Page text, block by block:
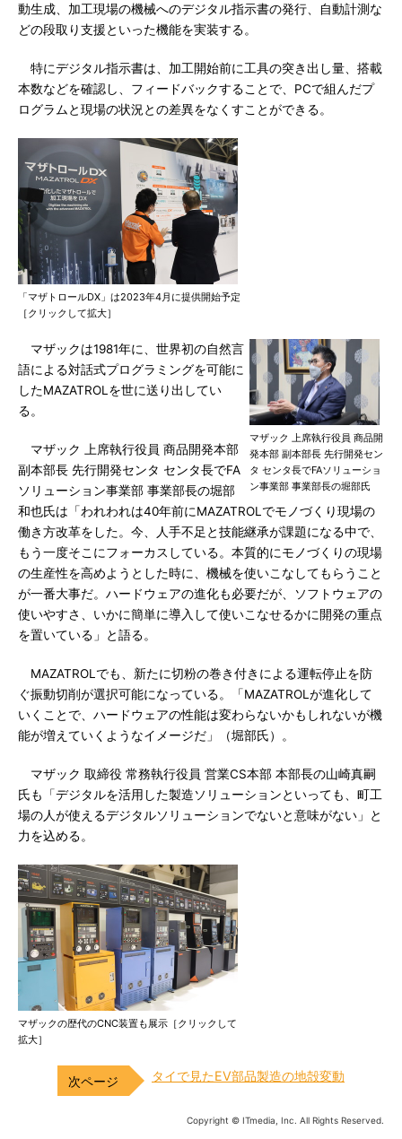
動生成、加工現場の機械へのデジタル指示書の発行、自動計測な
どの段取り支援といった機能を実装する。
特にデジタル指示書は、加工開始前に工具の突き出し量、搭載
本数などを確認し、フィードバックすることで、PCで組んだプ
ログラムと現場の状況との差異をなくすことができる。
「マザトロールDX」は2023年4月に提供開始予定
［クリックして拡大］
マザック 上席執行役員 商品開
発本部 副本部長 先行開発セン
タ センタ長でFAソリューショ
ン事業部 事業部長の堀部氏
マザックは1981年に、世界初の自然言
語による対話式プログラミングを可能に
したMAZATROLを世に送り出してい
る。
マザック 上席執行役員 商品開発本部
副本部長 先行開発センタ センタ長でFA
ソリューション事業部 事業部長の堀部
和也氏は「われわれは40年前にMAZATROLでモノづくり現場の
働き方改革をした。今、人手不足と技能継承が課題になる中で、
もう一度そこにフォーカスしている。本質的にモノづくりの現場
の生産性を高めようとした時に、機械を使いこなしてもらうこと
が一番大事だ。ハードウェアの進化も必要だが、ソフトウェアの
使いやすさ、いかに簡単に導入して使いこなせるかに開発の重点
を置いている」と語る。
MAZATROLでも、新たに切粉の巻き付きによる運転停止を防
ぐ振動切削が選択可能になっている。「MAZATROLが進化して
いくことで、ハードウェアの性能は変わらないかもしれないが機
能が増えていくようなイメージだ」（堀部氏）。
マザック 取締役 常務執行役員 営業CS本部 本部長の山崎真嗣
氏も「デジタルを活用した製造ソリューションといっても、町工
場の人が使えるデジタルソリューションでないと意味がない」と
力を込める。
マザックの歴代のCNC装置も展示［クリックして
拡大］
タイで見たEV部品製造の地殻変動
Copyright © ITmedia, Inc. All Rights Reserved.